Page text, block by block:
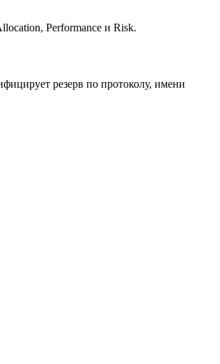
Performance и Risk.
резерв по протоколу, имени